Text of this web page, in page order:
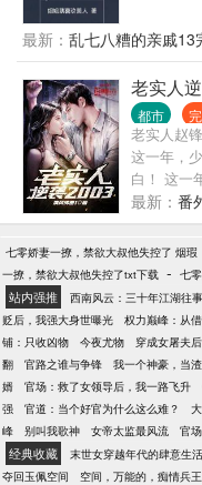
最新： 乱七八糟的亲戚13
老实人
都市
老实人赵
这一年，
白！ 这一
还没实现
尖上，猪
凶的狗，
最新： 番
七零娇妻一撩，禁欲大叔他失控了 烟瑕
一撩，禁欲大叔他失控了txt下载 - 七
站内强推 西南风云：三十年江湖往事
贬后，我强大身世曝光
权力巅峰：从
铺：只收凶物
今夜尤物 穿成女屠夫
翻
官路之谁与争锋 我一个神豪，当
婿
官场：救了女领导后，我一路飞升
强
官道：当个好官为什么这么难？
峰
别叫我歌神 女帝太监最风流 官
经典收藏 末世女穿越年代的肆意生活
夺回玉佩空间
空间，万能的，痴情兵